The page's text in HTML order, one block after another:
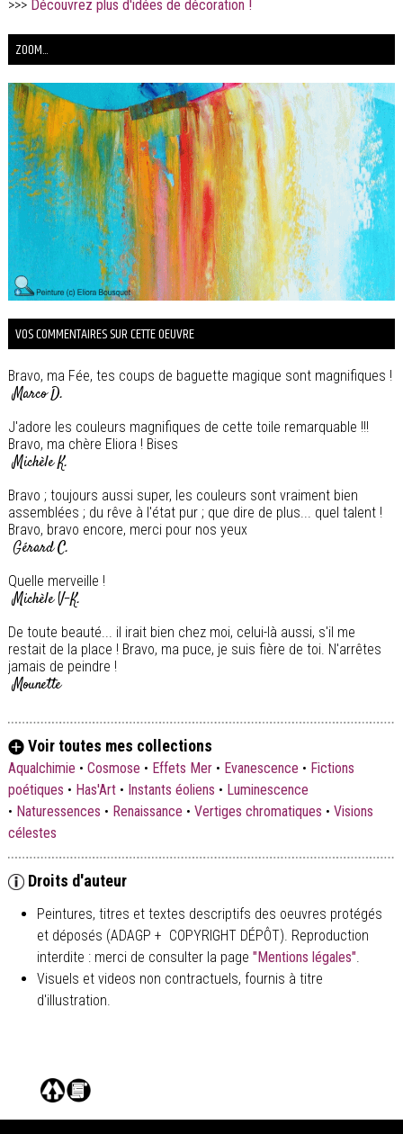
>>> Découvrez plus d'idées de décoration !
ZOOM...
VOS COMMENTAIRES SUR CETTE OEUVRE
Bravo, ma Fée, tes coups de baguette magique sont magnifiques !
Marco D.
J'adore les couleurs magnifiques de cette toile remarquable !!!
Bravo, ma chère Eliora ! Bises
Michèle K.
Bravo ; toujours aussi super, les couleurs sont vraiment bien
assemblées ; du rêve à l'état pur ; que dire de plus... quel talent !
Bravo, bravo encore, merci pour nos yeux
Gérard C.
Quelle merveille !
Michèle V-K.
De toute beauté... il irait bien chez moi, celui-là aussi, s'il me
restait de la place ! Bravo, ma puce, je suis fière de toi. N'arrêtes
jamais de peindre !
Mounette
Voir toutes mes collections
Aqualchimie • Cosmose • Effets Mer• Evanescence • Fictions
poétiques • Has'Art• Instants éoliens • Luminescence
• Naturessences • Renaissance • Vertiges chromatiques • Visions
célestes
Droits d'auteur
Peintures, titres et textes descriptifs des oeuvres protégés
et déposés (ADAGP + COPYRIGHT DÉPÔT). Reproduction
interdite : merci de consulter la page "Mentions légales".
Visuels et videos non contractuels, fournis à titre
d'illustration.